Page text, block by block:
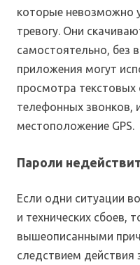
которые невозможно
тревогу. Они
самостоятельно, без
приложения могут
просмотра
телефонных звонков,
местоположение GPS.
Пароли
Если одни ситуации
и технических сбоев,
вышеописанными
следствием